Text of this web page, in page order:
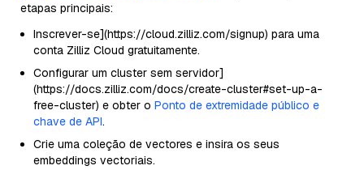
etapas principais:
Inscrever-se](https://cloud.zilliz.com/signup) para uma
conta Zilliz Cloud gratuitamente.
Configurar um cluster sem servidor]
(https://docs.zilliz.com/docs/create-cluster#set-up-a-
free-cluster) e obter o Ponto de extremidade público e
chave de API.
Crie uma coleção de vectores e insira os seus
embeddings vectoriais.